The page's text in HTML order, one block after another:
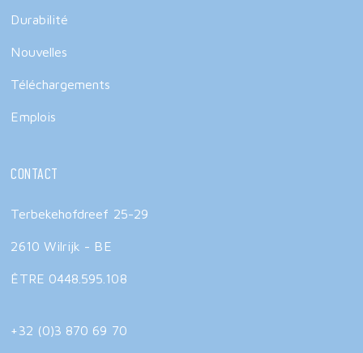
Durabilité
Nouvelles
Téléchargements
Emplois
Contact
Terbekehofdreef 25-29
2610 Wilrijk - BE
ÊTRE 0448.595.108
+32 (0)3 870 69 70